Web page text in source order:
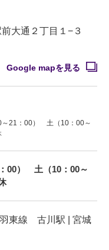
大通２丁目１−３
Google mapを見る
21：00） 土（10：00～
00） 土（10：00～
東線 古川駅 | 宮城